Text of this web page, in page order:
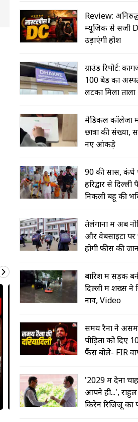
मलाइका के वेकेशन
की तस्वीरें नेट पर धूम
मचा रहीं हैं
अर्जुन कपूर संग
पर पामेला सेरेना
तोड़ी चुप्पी
Review:
म्यूजिक से सजी
उड़ाएंगी होश
ग्राउंड रिपोर्ट:
100 बेड का
लटका मिला ताला
मेडिकल कॉलेजों
छात्रों की
नए आंकड़े
90 की सास, कंधे
हरिद्वार से दिल्ली
निकली बहू की
तेलंगाना में अब
और वेबसाइटों पर
होगी फीस की
बारिश में सड़क
दिल्ली में शख्स ने
नाव, Video
समय रैना ने असम
पीड़ितों को दिए
फैंस बोले- FIR
'2029 में देना
आपने ही...', राहुल
किरेन रिजिजू का